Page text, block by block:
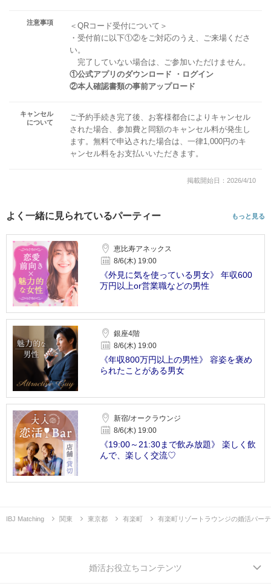
注意事項
＜QRコード受付について＞
・受付前に以下①②をご対応のうえ、ご来場くださ
い。
完了していない場合は、ご参加いただけません。
①公式アプリのダウンロード ・ログイン
②本人確認書類の事前アップロード
キャンセル
について
ご予約手続き完了後、お客様都合によりキャンセル
された場合、参加費と同額のキャンセル料が発生し
ます。無料で申込された場合は、一律1,000円のキ
ャンセル料をお支払いいただきます。
掲載開始日：2026/4/10
よく一緒に見られているパーティー もっと見る
恵比寿アネックス
8/6(木) 19:00
《外見に気を使っている男女》 年収600
万円以上or営業職などの男性
銀座4階
8/6(木) 19:00
《年収800万円以上の男性》 容姿を褒め
られたことがある男女
新宿/オークラウンジ
8/6(木) 19:00
《19:00～21:30まで飲み放題》 楽しく飲
んで、楽しく交流♡
IBJ Matching 関東 東京都 有楽町 有楽町リゾートラウンジの婚活パー
婚活お役立ちコンテンツ